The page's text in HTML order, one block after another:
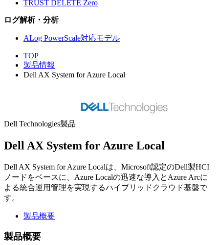
TRUST DELETE Zero
ログ解析・分析
ALog PowerScale対応モデル
TOP
製品情報
Dell AX System for Azure Local
Dell Technologies製品
Dell AX System for Azure Local
Dell AX System for Azure Localは、Microsoft認定のDell製HCI
ノードをベースに、Azure Localの迅速な導入とAzure Arcに
よる統合運用管理を実現するハイブリッドクラウド基盤で
す。
製品概要
製品概要